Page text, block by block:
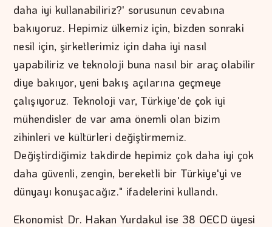
daha iyi kullanabiliriz?' sorusunun cevabına
bakıyoruz. Hepimiz ülkemiz için, bizden sonraki
nesil için, şirketlerimiz için daha iyi nasıl
yapabiliriz ve teknoloji buna nasıl bir araç olabilir
diye bakıyor, yeni bakış açılarına geçmeye
çalışıyoruz. Teknoloji var, Türkiye'de çok iyi
mühendisler de var ama önemli olan bizim
zihinleri ve kültürleri değiştirmemiz.
Değiştirdiğimiz takdirde hepimiz çok daha iyi çok
daha güvenli, zengin, bereketli bir Türkiye'yi ve
dünyayı konuşacağız." ifadelerini kullandı.
Ekonomist Dr. Hakan Yurdakul ise 38 OECD üyesi